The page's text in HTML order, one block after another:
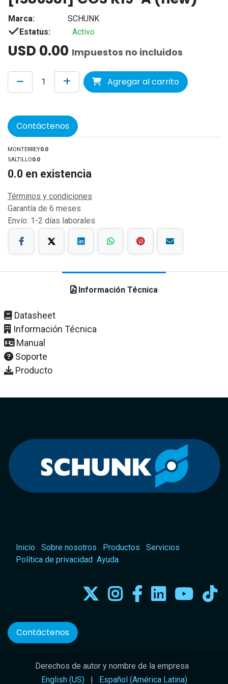
Marca:
SCHUNK
Estatus:
Activo
USD 0.00 Impuestos no incluidos
Agregar al carrito
Contáctenos
MONTERREY0.0
SALTILLO0.0
0.0 en existencia
Términos y condiciones
Garantía de 6 meses
Envío: 1-2 días laborales
Información Técnica
Datasheet
Información Técnica
Manual
Soporte
Producto
Inicio Sobre nosotros Productos
Servicios
Política de privacidad Ayuda
Contáctenos
Derechos de autor y nombre de la empresa
English (US)
| Español (América Latina)